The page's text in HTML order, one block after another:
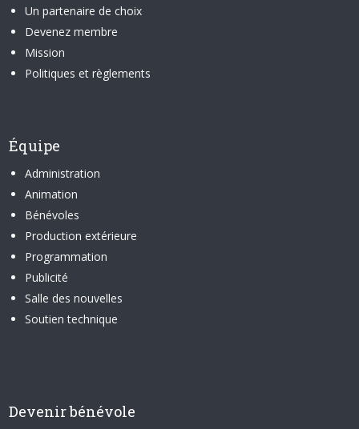
Un partenaire de choix
Devenez membre
Mission
Politiques et règlements
Équipe
Administration
Animation
Bénévoles
Production extérieure
Programmation
Publicité
Salle des nouvelles
Soutien technique
Devenir bénévole